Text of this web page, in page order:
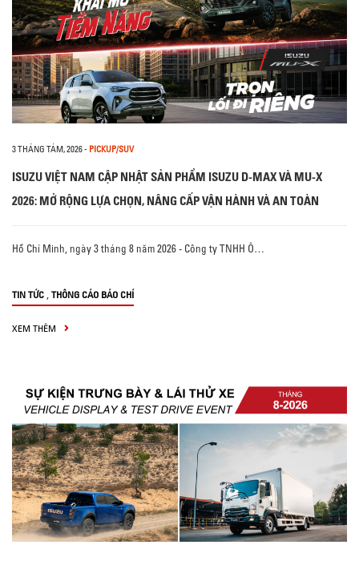
3 THÁNG TÁM, 2026- PICKUP/SUV
ISUZU VIỆT NAM CẬP NHẬT SẢN PHẨM ISUZU D-MAX VÀ MU-X
2026: MỞ RỘNG LỰA CHỌN, NÂNG CẤP VẬN HÀNH VÀ AN TOÀN
Hồ Chí Minh, ngày 3 tháng 8 năm 2026 - Công ty TNHH Ô…
TIN TỨC , THÔNG CÁO BÁO CHÍ
XEM THÊM